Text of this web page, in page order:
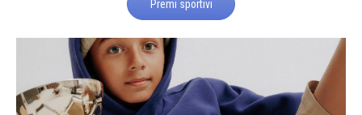
Premi sportivi